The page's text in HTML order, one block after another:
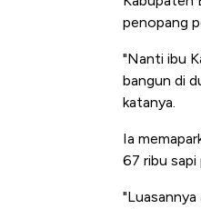
penopang
"Nanti ibu
bangun di
katanya.
Ia
67 ribu sapi